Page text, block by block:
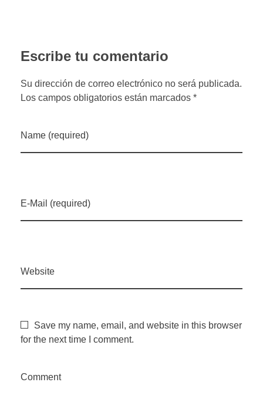
Escribe tu comentario
Su dirección de correo electrónico no será publicada.
Los campos obligatorios están marcados *
Name (required)
E-Mail (required)
Website
Save my name, email, and website in this browser
for the next time I comment.
Comment